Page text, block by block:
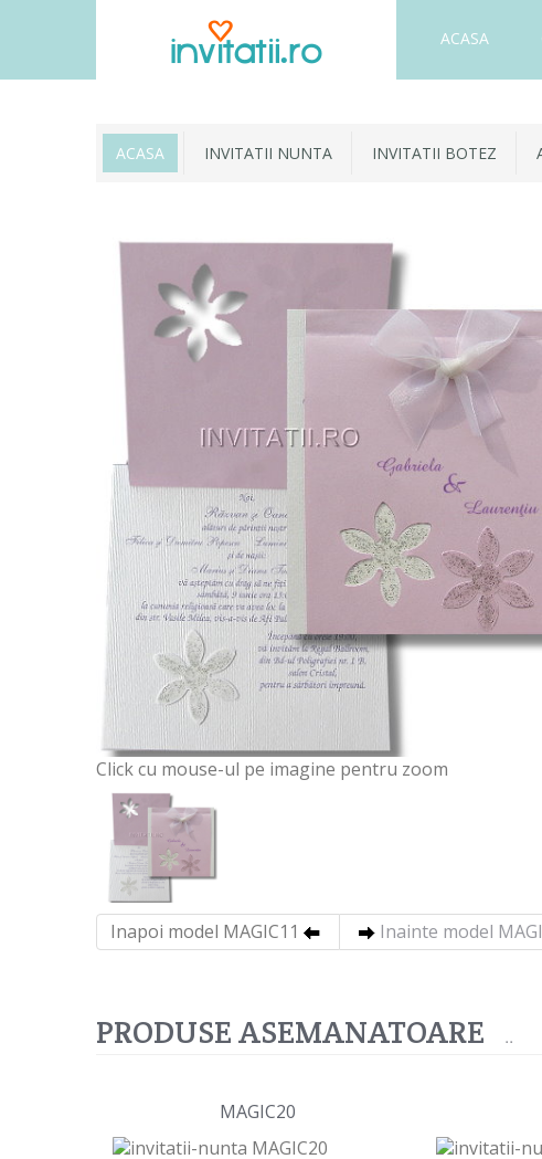
ACASA
ACASA INVITATII NUNTA INVITATII BOTEZ
Click cu mouse-ul pe imagine pentru zoom
Inapoi model MAGIC11 Inainte model
PRODUSE ASEMANATOARE ..
MAGIC20